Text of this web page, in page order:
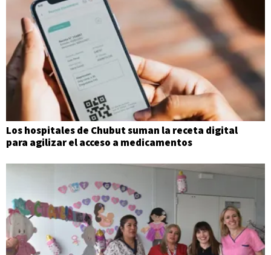
Los hospitales de Chubut suman la receta digital
para agilizar el acceso a medicamentos